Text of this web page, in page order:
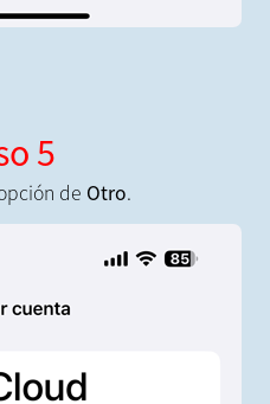
5
de Otro.